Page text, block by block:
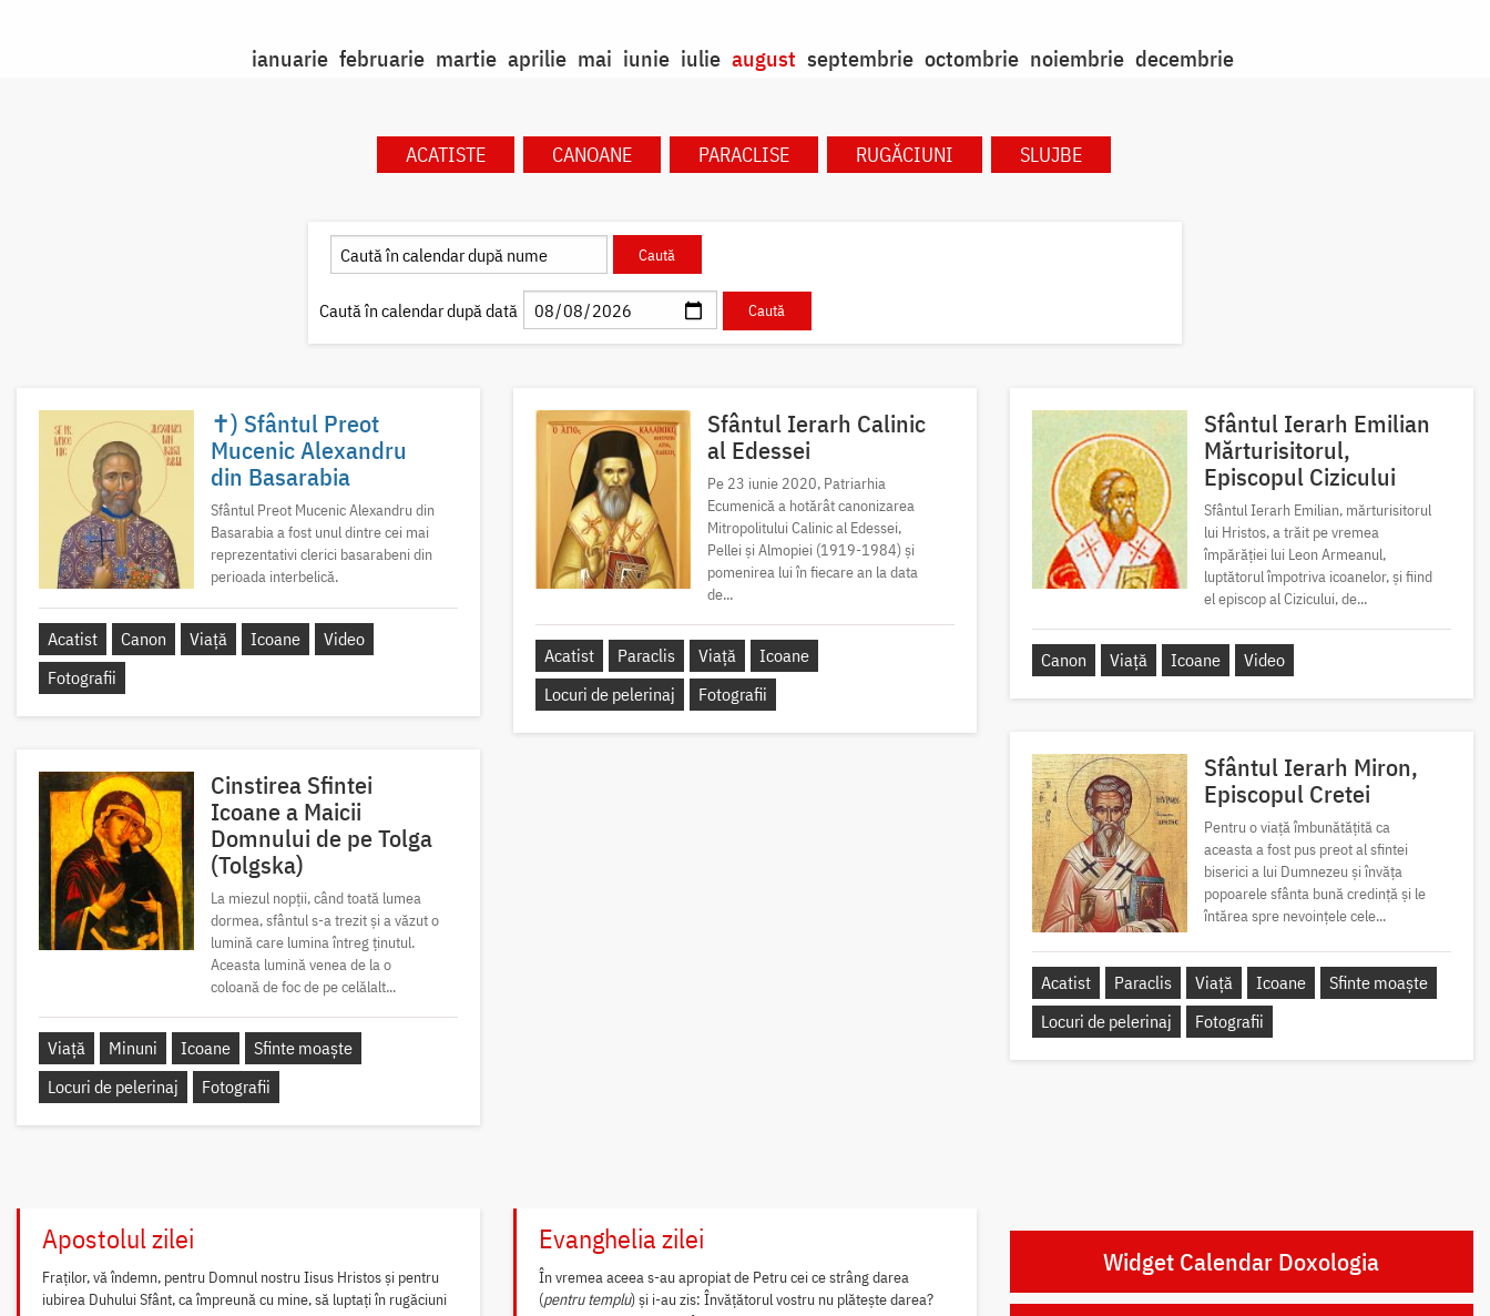
ianuarie februarie martie aprilie mai iunie iulie august septembrie octombrie noiembrie decembrie
ACATISTE CANOANE PARACLISE RUGĂCIUNI SLUJBE
Caută în calendar după dată
✝) Sfântul Preot
Mucenic Alexandru
din Basarabia
Sfântul Preot Mucenic Alexandru din
Basarabia a fost unul dintre cei mai
reprezentativi clerici basarabeni din
perioada interbelică.
Acatist Canon Viață Icoane
Video
Fotografii
Sfântul Ierarh Calinic
al Edessei
Pe 23 iunie 2020, Patriarhia
Ecumenică a hotărât canonizarea
Mitropolitului Calinic al Edessei,
Pellei și Almopiei (1919-1984) și
pomenirea lui în fiecare an la data
de...
Acatist Paraclis Viață
Icoane
Locuri de pelerinaj
Fotografii
Sfântul Ierarh Emilian
Mărturisitorul,
Episcopul Cizicului
Sfântul Ierarh Emilian, mărturisitorul
lui Hristos, a trăit pe vremea
împărăției lui Leon Armeanul,
luptătorul împotriva icoanelor, și fiind
el episcop al Cizicului, de...
Canon Viață Icoane Video
Sfântul Ierarh Miron,
Episcopul Cretei
Pentru o viață îmbunătățită ca
aceasta a fost pus preot al sfintei
biserici a lui Dumnezeu și învăța
popoarele sfânta bună credință și le
întărea spre nevoințele cele...
Acatist Paraclis Viață Icoane
Sfinte moaște
Locuri de pelerinaj
Fotografii
Cinstirea Sfintei
Icoane a Maicii
Domnului de pe Tolga
(Tolgska)
La miezul nopții, când toată lumea
dormea, sfântul s-a trezit și a văzut o
lumină care lumina întreg ținutul.
Aceasta lumină venea de la o
coloană de foc de pe celălalt...
Viață Minuni Icoane
Sfinte moaște
Locuri de pelerinaj
Fotografii
Apostolul zilei
Fraților, vă îndemn, pentru Domnul nostru Iisus Hristos și pentru
iubirea Duhului Sfânt, ca împreună cu mine, să luptați în rugăciuni
Evanghelia zilei
În vremea aceea s-au apropiat de Petru cei ce strâng darea
(pentru templu) și i-au zis: Învățătorul vostru nu plătește darea?
Widget Calendar Doxologia